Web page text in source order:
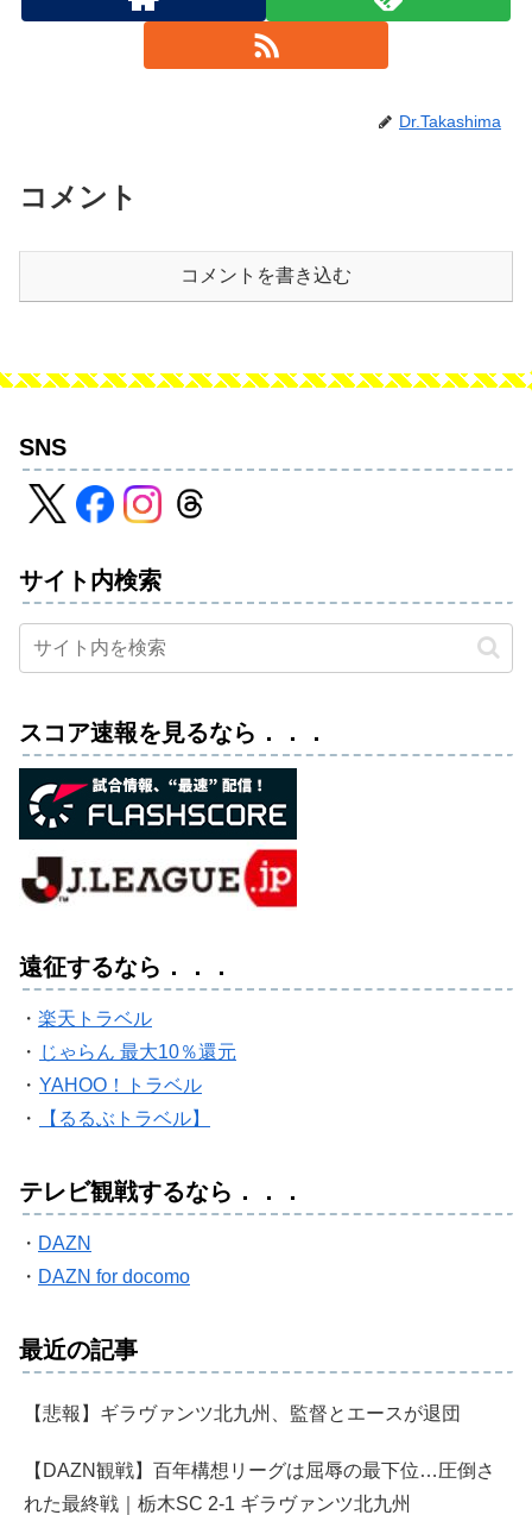
Dr.Takashima
コメント
コメントを書き込む
SNS
サイト内検索
スコア速報を見るなら．．．
遠征するなら．．．
・ 楽天トラベル
・ じゃらん 最大10％還元
・ YAHOO！トラベル
・
【るるぶトラベル】
テレビ観戦するなら．．．
・ DAZN
・ DAZN for docomo
最近の記事
【悲報】ギラヴァンツ北九州、監督とエースが退団
【DAZN観戦】百年構想リーグは屈辱の最下位…圧倒さ
れた最終戦｜栃木SC 2-1 ギラヴァンツ北九州